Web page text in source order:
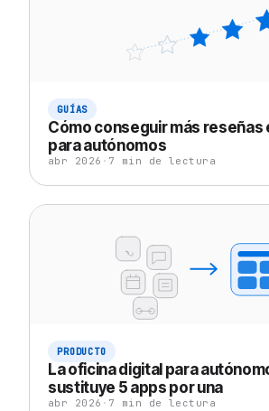
GUÍAS
Cómo conseguir más reseñas
para autónomos
abr 2026 · 7 min de lectura
PRODUCTO
La oficina digital para
sustituye 5 apps por una
abr 2026 · 7 min de lectura